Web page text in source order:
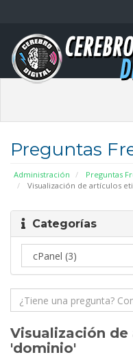
Preguntas
Administración
Preguntas
Visualización de artículos
Categorías
Visualización
'dominio'